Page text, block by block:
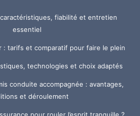
fiabilité et entretien
essentiel
: tarifs et comparatif pour faire le plein
technologies et choix adaptés
conduite accompagnée : avantages,
et déroulement
pour rouler l’esprit tranquille ?